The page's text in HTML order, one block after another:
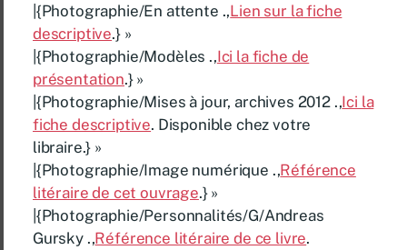
|{Photographie/En attente .,Lien sur la fiche
descriptive.} »
|{Photographie/Modèles .,Ici la fiche de
présentation.} »
|{Photographie/Mises à jour, archives 2012 .,Ici la
fiche descriptive. Disponible chez votre
libraire.} »
|{Photographie/Image numérique .,Référence
litéraire de cet ouvrage.} »
|{Photographie/Personnalités/G/Andreas
Gursky .,Référence litéraire de ce livre.